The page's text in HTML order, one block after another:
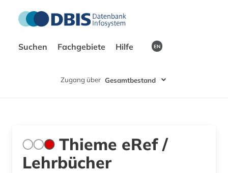
Suchen Fachgebiete Hilfe EN
Zugang über Gesamtbestand
Thieme eRef /
Lehrbücher